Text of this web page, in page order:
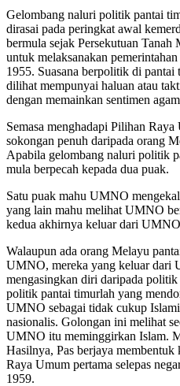
Gelombang naluri politik pantai
dirasai pada peringkat awal
bermula sejak Persekutuan
untuk melaksanakan
1955. Suasana berpolitik di
dilihat mempunyai haluan atau
dengan memainkan sentimen
Semasa menghadapi Pilihan
sokongan penuh daripada orang
Apabila gelombang naluri politik
mula berpecah kepada dua puak.
Satu puak mahu UMNO
yang lain mahu melihat UMNO
kedua akhirnya keluar dari
Walaupun ada orang Melayu
UMNO, mereka yang keluar dari
mengasingkan diri daripada
politik pantai timurlah yang
UMNO sebagai tidak cukup
nasionalis. Golongan ini melihat
UMNO itu meminggirkan Islam.
Hasilnya, Pas berjaya membentuk
Raya Umum pertama selepas
1959.